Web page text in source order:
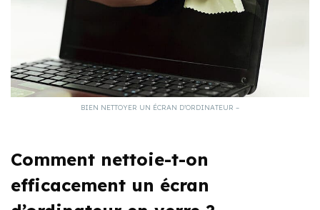
BIEN NETTOYER UN ÉCRAN D’ORDINATEUR –
Comment nettoie-t-on
efficacement un écran